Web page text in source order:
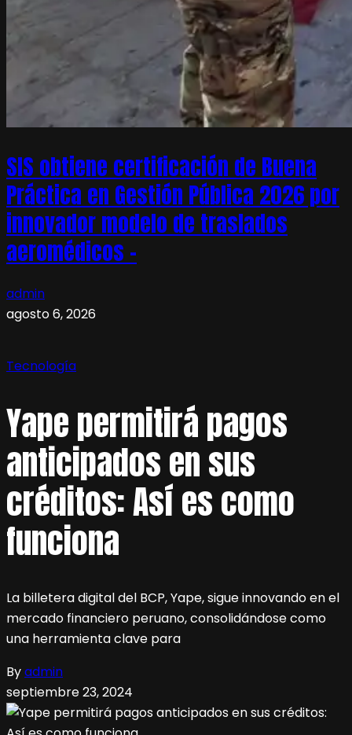
SIS obtiene certificación de Buena
Práctica en Gestión Pública 2026 por
innovador modelo de traslados
aeromédicos –
admin
agosto 6, 2026
Tecnología
Yape permitirá pagos
anticipados en sus
créditos: Así es como
funciona
La billetera digital del BCP, Yape, sigue innovando en el
mercado financiero peruano, consolidándose como
una herramienta clave para
Byadmin
septiembre 23, 2024